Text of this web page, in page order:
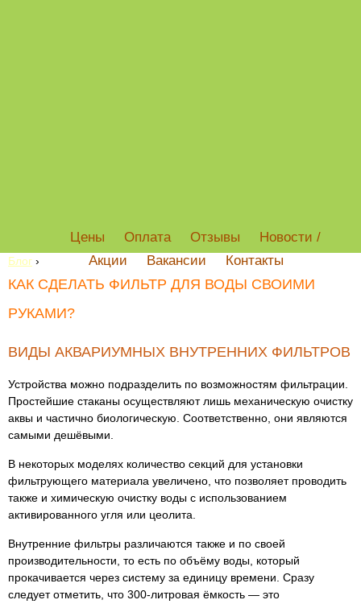
Цены Оплата Отзывы
Новости /
Акции
Вакансии Контакты
Блог ›
КАК СДЕЛАТЬ ФИЛЬТР ДЛЯ ВОДЫ СВОИМИ
РУКАМИ?
ВИДЫ АКВАРИУМНЫХ ВНУТРЕННИХ ФИЛЬТРОВ
Устройства можно подразделить по возможностям фильтрации.
Простейшие стаканы осуществляют лишь механическую очистку
аквы и частично биологическую. Соответственно, они являются
самыми дешёвыми.
В некоторых моделях количество секций для установки
фильтрующего материала увеличено, что позволяет проводить
также и химическую очистку воды с использованием
активированного угля или цеолита.
Внутренние фильтры различаются также и по своей
производительности, то есть по объёму воды, который
прокачивается через систему за единицу времени. Сразу
следует отметить, что 300-литровая ёмкость — это